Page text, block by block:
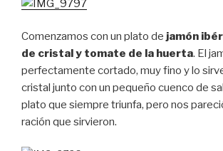
Comenzamos con un plato de jamón
de cristal y tomate de la huerta. El
perfectamente cortado, muy fino y lo
cristal junto con un pequeño cuenco de
plato que siempre triunfa, pero nos
ración que sirvieron.